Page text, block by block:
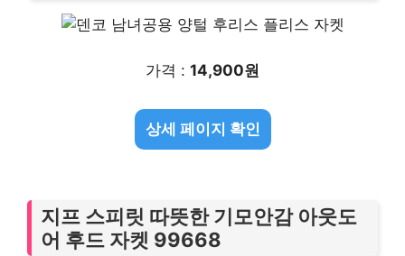
가격 : 14,900원
상세 페이지 확인
지프 스피릿 따뜻한 기모안감 아웃도
어 후드 자켓 99668